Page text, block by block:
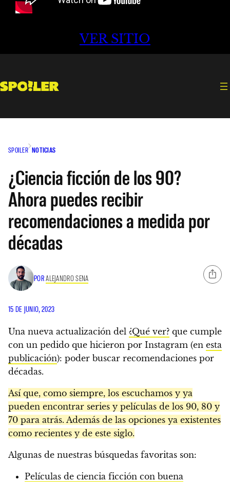
VER SITIO
SPOILER NOTICIAS
¿Ciencia ficción de los 90?
Ahora puedes recibir
recomendaciones a medida por
décadas
PORALEJANDRO SENA
15 DE JUNIO, 2023
Una nueva actualización del ¿Qué ver? que cumple
con un pedido que hicieron por Instagram (en esta
publicación): poder buscar recomendaciones por
décadas.
Así que, como siempre, los escuchamos y ya
pueden encontrar series y películas de los 90, 80 y
70 para atrás. Además de las opciones ya existentes
como recientes y de este siglo.
Algunas de nuestras búsquedas favoritas son:
Películas de ciencia ficción con buena